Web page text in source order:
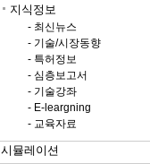
지식정보
- 최신뉴스
- 기술/시장동향
- 특허정보
- 심층보고서
- 기술강좌
- E-leargning
- 교육자료
시뮬레이션